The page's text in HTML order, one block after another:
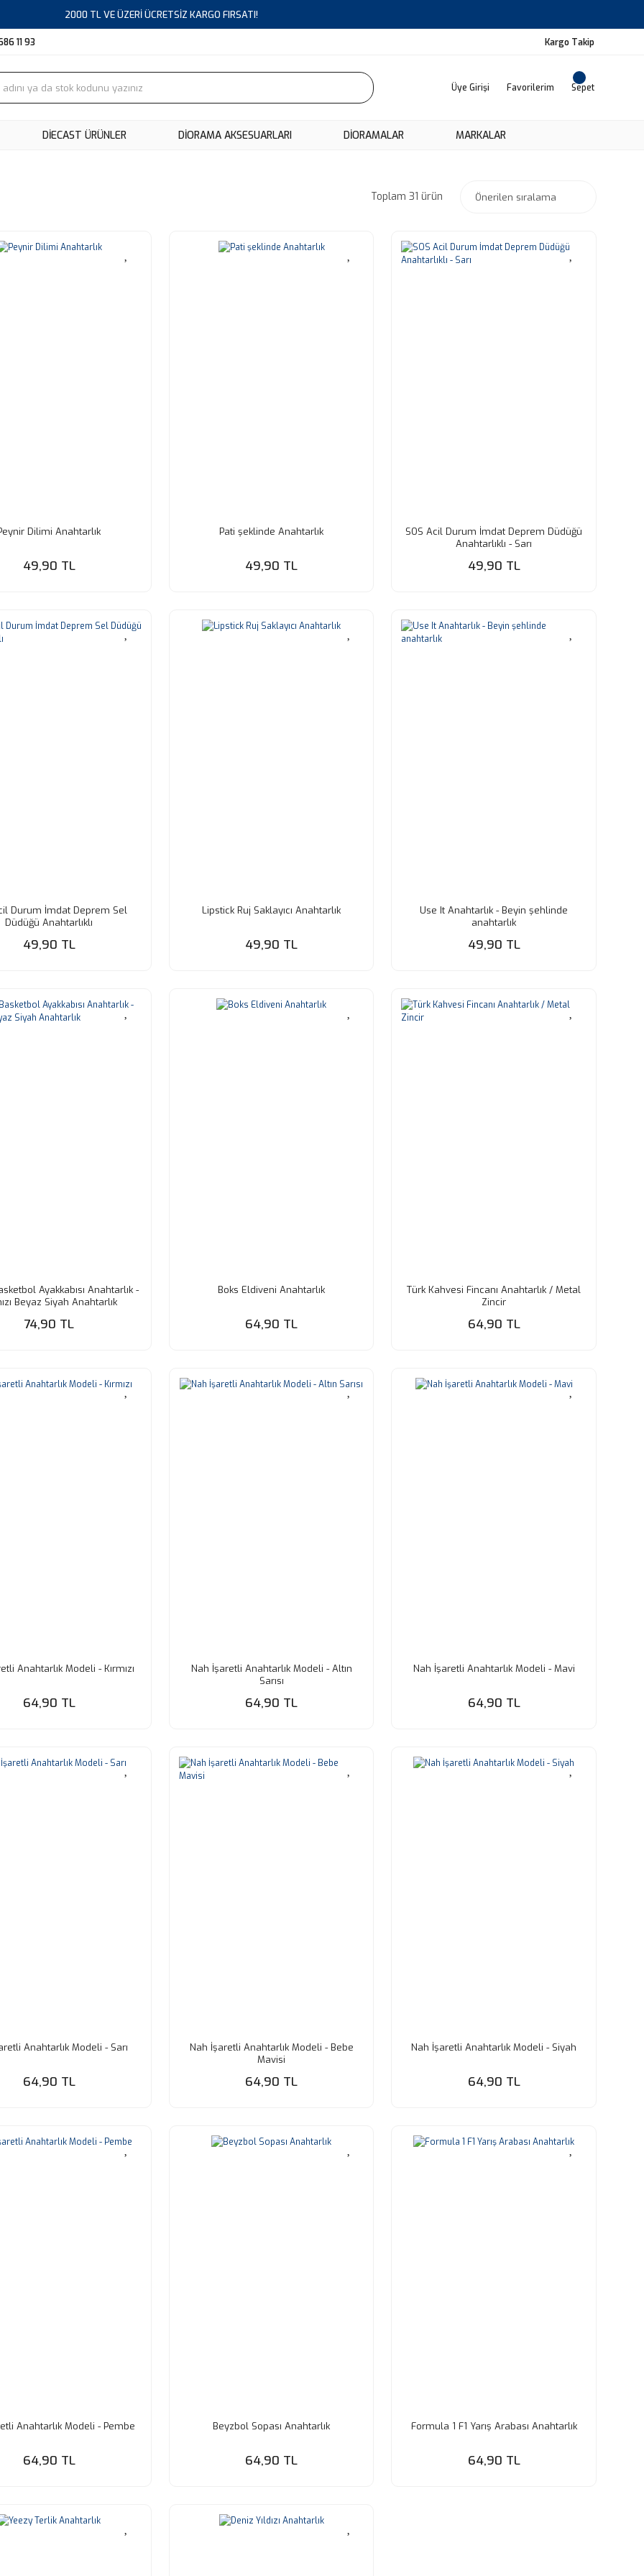
2000 TL VE ÜZERİ ÜCRETSİZ KARGO FIRSATI!
11 93 Kargo Takip
Üye Girişi Favorilerim Sepet
DIECAST ÜRÜNLER DİORAMA AKSESUARLARI DIORAMALAR MARKALAR
Toplam 31 ürün
Dilimi Anahtarlık
49,90 TL
Pati şeklinde Anahtarlık
49,90 TL
SOS Acil Durum İmdat Deprem Düdüğü
Anahtarlıklı - Sarı
49,90 TL
Durum İmdat Deprem Sel
Düdüğü Anahtarlıklı
49,90 TL
Lipstick Ruj Saklayıcı Anahtarlık
49,90 TL
Use It Anahtarlık - Beyin şehlinde
anahtarlık
49,90 TL
Ayakkabısı Anahtarlık -
Beyaz Siyah Anahtarlık
74,90 TL
Boks Eldiveni Anahtarlık
64,90 TL
Türk Kahvesi Fincanı Anahtarlık / Metal
Zincir
64,90 TL
Anahtarlık Modeli - Kırmızı
64,90 TL
Nah İşaretli Anahtarlık Modeli - Altın
Sarısı
64,90 TL
Nah İşaretli Anahtarlık Modeli - Mavi
64,90 TL
Anahtarlık Modeli - Sarı
64,90 TL
Nah İşaretli Anahtarlık Modeli - Bebe
Mavisi
64,90 TL
Nah İşaretli Anahtarlık Modeli - Siyah
64,90 TL
Anahtarlık Modeli - Pembe
64,90 TL
Beyzbol Sopası Anahtarlık
64,90 TL
Formula 1 F1 Yarış Arabası Anahtarlık
64,90 TL